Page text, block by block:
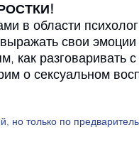
в области
свои эмоции
как разговаривать
о сексуальном
только по